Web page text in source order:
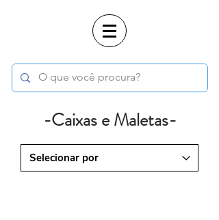
-Caixas e Maletas-